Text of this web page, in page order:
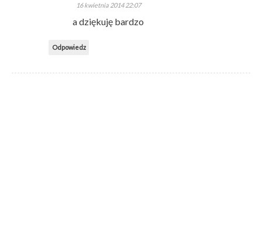
16 kwietnia 2014 22:07
a dziękuję bardzo
Odpowiedz